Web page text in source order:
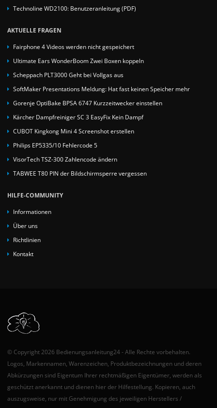
Technoline WD2100: Benutzeranleitung (PDF)
AKTUELLE FRAGEN
Fairphone 4 Videos werden nicht gespeichert
Ultimate Ears WonderBoom Zwei Boxen koppeln
Scheppach PLT3000 Geht bei Vollgas aus
SoftMaker Presentations Meldung: Hat fast keinen Speicher mehr
Gorenje OptiBake BPSA 6747 Kurzzeitwecker einstellen
Kärcher Dampfreiniger SC 3 EasyFix Kein Dampf
CUBOT Kingkong Mini 4 Screenshot erstellen
Philips EP5335/10 Fehlercode 5
VisorTech TSZ-300 Zahlencode ändern
TABWEE T80 PIN der Bildschirmsperre vergessen
HILFE-COMMUNITY
Informationen
Über uns
Richtlinien
Kontakt
© Copyright 2026 Bedienungsanleitung24 - Alle Rechte vorbehalten.
Logos, Markennamen, Warenzeichen, Produktbezeichnungen und deren
Abkürzungen sind Eigentum Ihrer rechtmäßigen Eigentümer, werden als
geschützt anerkannt und dienen hier der Hilfestellung. Kopieren, auch
auszugsweise, nur mit Genehmigung des jeweiligen Herstellers /